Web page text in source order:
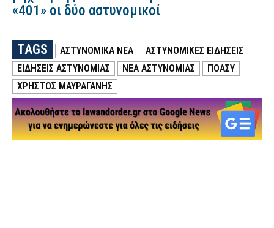
«401» οι δύο αστυνομικοί
TAGS ΑΣΤΥΝΟΜΙΚΑ ΝΕΑ
ΑΣΤΥΝΟΜΙΚΕΣ ΕΙΔΗΣΕΙΣ
ΕΙΔΗΣΕΙΣ ΑΣΤΥΝΟΜΙΑΣ
ΝΕΑ ΑΣΤΥΝΟΜΙΑΣ
ΠΟΑΣΥ
ΧΡΉΣΤΟΣ ΜΑΥΡΑΓΆΝΗΣ